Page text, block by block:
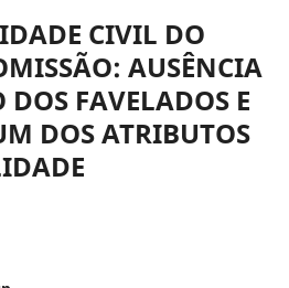
CIVIL DO
AUSÊNCIA
FAVELADOS E
DOS ATRIBUTOS